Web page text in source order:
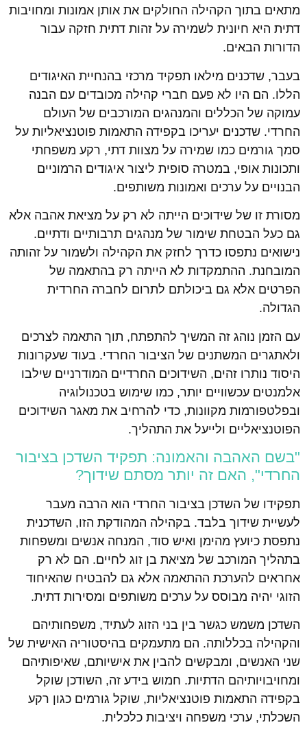
מתאים בתוך הקהילה החולקים את אותן אמונות ומחויבות
דתית היא חיונית לשמירה על זהות דתית חזקה עבור
הדורות הבאים.
בעבר, שדכנים מילאו תפקיד מרכזי בהנחיית האיגודים
הללו. הם היו לא פעם חברי קהילה מכובדים עם הבנה
עמוקה של הכללים והמנהגים המורכבים של העולם
החרדי. שדכנים יעריכו בקפידה התאמות פוטנציאליות על
סמך גורמים כמו שמירה על מצוות דתי, רקע משפחתי
ותכונות אופי, במטרה סופית ליצור איגודים הרמוניים
הבנויים על ערכים ואמונות משותפים.
מסורת זו של שידוכים הייתה לא רק על מציאת אהבה אלא
גם כעל הבטחת שימור של מנהגים תרבותיים ודתיים.
נישואים נתפסו כדרך לחזק את הקהילה ולשמור על זהותה
המובחנת. ההתמקדות לא הייתה רק בהתאמה של
הפרטים אלא גם ביכולתם לתרום לחברה החרדית
הגדולה.
עם הזמן נוהג זה המשיך להתפתח, תוך התאמה לצרכים
ולאתגרים המשתנים של הציבור החרדי. בעוד שעקרונות
היסוד נותרו זהים, השידוכים החרדיים המודרניים שילבו
אלמנטים עכשוויים יותר, כמו שימוש בטכנולוגיה
ובפלטפורמות מקוונות, כדי להרחיב את מאגר השידוכים
הפוטנציאליים ולייעל את התהליך.
"בשם האהבה והאמונה: תפקיד השדכן בציבור
החרדי", האם זה יותר מסתם שידוך?
תפקידו של השדכן בציבור החרדי הוא הרבה מעבר
לעשיית שידוך בלבד. בקהילה המהודקת הזו, השדכנית
נתפסת כיועץ מהימן ואיש סוד, המנחה אנשים ומשפחות
בתהליך המורכב של מציאת בן זוג לחיים. הם לא רק
אחראים להערכת ההתאמה אלא גם להבטיח שהאיחוד
הזוגי יהיה מבוסס על ערכים משותפים ומסירות דתית.
השדכן משמש כגשר בין בני הזוג לעתיד, משפחותיהם
והקהילה בכללותה. הם מתעמקים בהיסטוריה האישית של
שני האנשים, ומבקשים להבין את אישיותם, שאיפותיהם
ומחויבויותיהם הדתיות. חמוש בידע זה, השודכן שוקל
בקפידה התאמות פוטנציאליות, שוקל גורמים כגון רקע
השכלתי, ערכי משפחה ויציבות כלכלית.